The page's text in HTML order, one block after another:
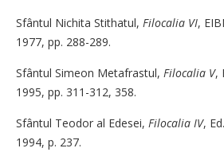
Sfântul Nichita Stithatul, Filocalia VI,
1977, pp. 288-289.
Sfântul Simeon Metafrastul, Filocalia V,
1995, pp. 311-312, 358.
Sfântul Teodor al Edesei, Filocalia IV,
1994, p. 237.